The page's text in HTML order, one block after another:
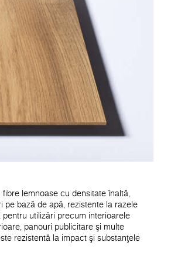
lemnoase cu densitate înaltă,
pe bază de apă, rezistente la razele
pentru utilizări precum interioarele
panouri publicitare şi multe
rezistentă la impact şi substanţele